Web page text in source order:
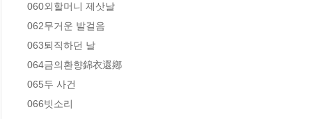
060외할머니 제삿날
062무거운 발걸음
063퇴직하던 날
064금의환향錦衣還鄕
065두 사건
066빗소리